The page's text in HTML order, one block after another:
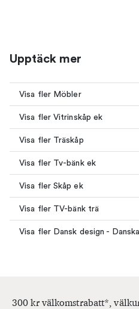
Upptäck mer
Visa fler Möbler
Visa fler Vitrinskåp ek
Visa fler Träskåp
Visa fler Tv-bänk ek
Visa fler Skåp ek
Visa fler TV-bänk trä
Visa fler Dansk design -
300 kr välkomstrabatt*,